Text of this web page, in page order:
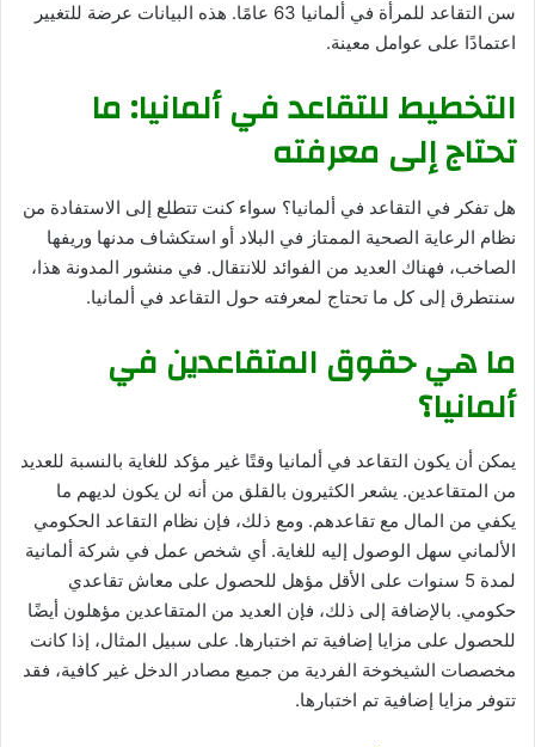
سن التقاعد للمرأة في ألمانيا 63 عامًا. هذه البيانات عرضة للتغيير
اعتمادًا على عوامل معينة.
التخطيط للتقاعد في ألمانيا: ما
تحتاج إلى معرفته
هل تفكر في التقاعد في ألمانيا؟ سواء كنت تتطلع إلى الاستفادة من
نظام الرعاية الصحية الممتاز في البلاد أو استكشاف مدنها وريفها
الصاخب، فهناك العديد من الفوائد للانتقال. في منشور المدونة هذا،
سنتطرق إلى كل ما تحتاج لمعرفته حول التقاعد في ألمانيا.
ما هي حقوق المتقاعدين في
ألمانيا؟
يمكن أن يكون التقاعد في ألمانيا وقتًا غير مؤكد للغاية بالنسبة للعديد
من المتقاعدين. يشعر الكثيرون بالقلق من أنه لن يكون لديهم ما
يكفي من المال مع تقاعدهم. ومع ذلك، فإن نظام التقاعد الحكومي
الألماني سهل الوصول إليه للغاية. أي شخص عمل في شركة ألمانية
لمدة 5 سنوات على الأقل مؤهل للحصول على معاش تقاعدي
حكومي. بالإضافة إلى ذلك، فإن العديد من المتقاعدين مؤهلون أيضًا
للحصول على مزايا إضافية تم اختبارها. على سبيل المثال، إذا كانت
مخصصات الشيخوخة الفردية من جميع مصادر الدخل غير كافية، فقد
تتوفر مزايا إضافية تم اختبارها.